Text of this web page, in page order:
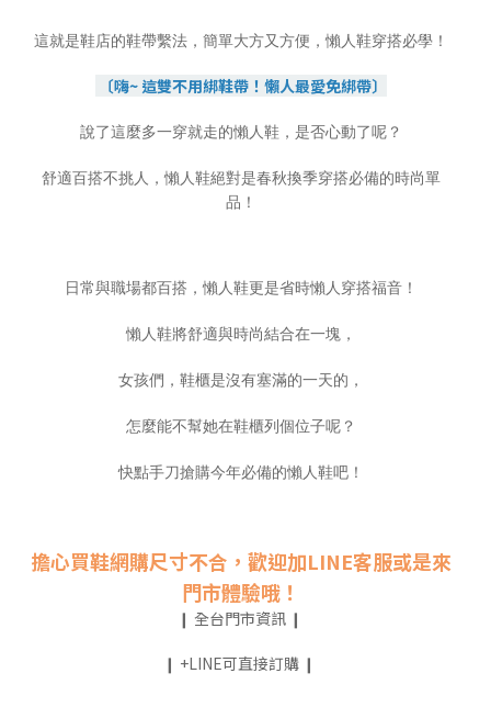
這就是鞋店的鞋帶繫法，簡單大方又方便，懶人鞋穿搭必學！
〔嗨~ 這雙不用綁鞋帶！懶人最愛免綁帶〕
說了這麼多一穿就走的懶人鞋，是否心動了呢？
舒適百搭不挑人，懶人鞋絕對是春秋換季穿搭必備的時尚單
品！
日常與職場都百搭，懶人鞋更是省時懶人穿搭福音！
懶人鞋將舒適與時尚結合在一塊，
女孩們，鞋櫃是沒有塞滿的一天的，
怎麼能不幫她在鞋櫃列個位子呢？
快點手刀搶購今年必備的懶人鞋吧！
擔心買鞋網購尺寸不合，歡迎加LINE客服或是來
門市體驗哦！
❙ 全台門市資訊 ❙
❙ +LINE可直接訂購 ❙